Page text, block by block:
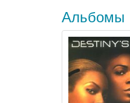
Альбомы